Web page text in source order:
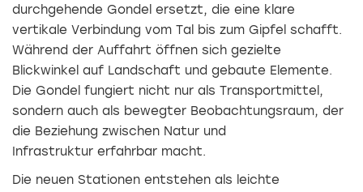
durchgehende Gondel ersetzt, die eine klare
vertikale Verbindung vom Tal bis zum Gipfel schafft.
Während der Auffahrt öffnen sich gezielte
Blickwinkel auf Landschaft und gebaute Elemente.
Die Gondel fungiert nicht nur als Transportmittel,
sondern auch als bewegter Beobachtungsraum, der
die Beziehung zwischen Natur und
Infrastruktur erfahrbar macht.
Die neuen Stationen entstehen als leichte